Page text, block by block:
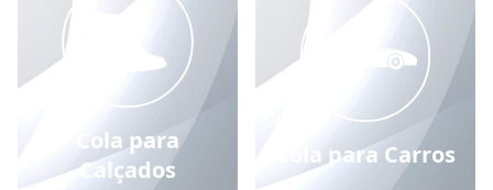
Cola para
Calçados
Cola para Carros